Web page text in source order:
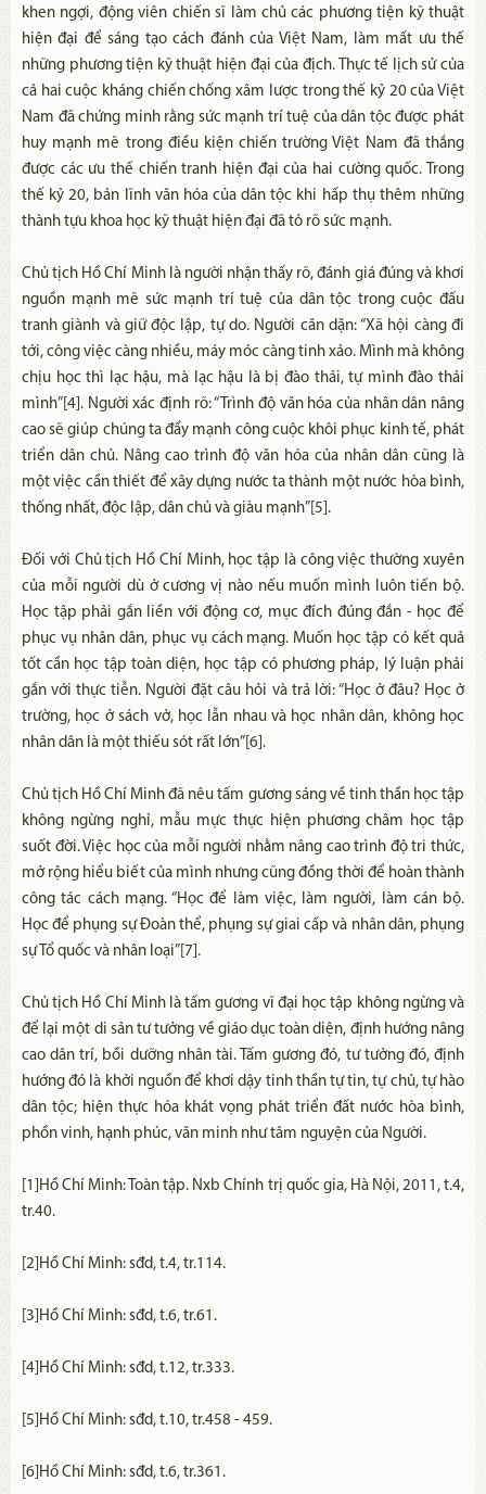
khen ngợi, động viên chiến sĩ làm chủ các phương tiện kỹ thuật
hiện đại để sáng tạo cách đánh của Việt Nam, làm mất ưu thế
những phương tiện kỹ thuật hiện đại của địch. Thực tế lịch sử của
cả hai cuộc kháng chiến chống xâm lược trong thế kỷ 20 của Việt
Nam đã chứng minh rằng sức mạnh trí tuệ của dân tộc được phát
huy mạnh mẽ trong điều kiện chiến trường Việt Nam đã thắng
được các ưu thế chiến tranh hiện đại của hai cường quốc. Trong
thế kỷ 20, bản lĩnh văn hóa của dân tộc khi hấp thụ thêm những
thành tựu khoa học kỹ thuật hiện đại đã tỏ rõ sức mạnh.
Chủ tịch Hồ Chí Minh là người nhận thấy rõ, đánh giá đúng và khơi
nguồn mạnh mẽ sức mạnh trí tuệ của dân tộc trong cuộc đấu
tranh giành và giữ độc lập, tự do. Người căn dặn: “Xã hội càng đi
tới, công việc càng nhiều, máy móc càng tinh xảo. Mình mà không
chịu học thì lạc hậu, mà lạc hậu là bị đào thải, tự mình đào thải
mình”[4]. Người xác định rõ: “Trình độ văn hóa của nhân dân nâng
cao sẽ giúp chúng ta đẩy mạnh công cuộc khôi phục kinh tế, phát
triển dân chủ. Nâng cao trình độ văn hóa của nhân dân cũng là
một việc cần thiết để xây dựng nước ta thành một nước hòa bình,
thống nhất, độc lập, dân chủ và giàu mạnh”[5].
Đối với Chủ tịch Hồ Chí Minh, học tập là công việc thường xuyên
của mỗi người dù ở cương vị nào nếu muốn mình luôn tiến bộ.
Học tập phải gắn liền với động cơ, mục đích đúng đắn - học để
phục vụ nhân dân, phục vụ cách mạng. Muốn học tập có kết quả
tốt cần học tập toàn diện, học tập có phương pháp, lý luận phải
gắn với thực tiễn. Người đặt câu hỏi và trả lời: “Học ở đâu? Học ở
trường, học ở sách vở, học lẫn nhau và học nhân dân, không học
nhân dân là một thiếu sót rất lớn”[6].
Chủ tịch Hồ Chí Minh đã nêu tấm gương sáng về tinh thần học tập
không ngừng nghỉ, mẫu mực thực hiện phương châm học tập
suốt đời. Việc học của mỗi người nhằm nâng cao trình độ tri thức,
mở rộng hiểu biết của mình nhưng cũng đồng thời để hoàn thành
công tác cách mạng. “Học để làm việc, làm người, làm cán bộ.
Học để phụng sự Đoàn thể, phụng sự giai cấp và nhân dân, phụng
sự Tổ quốc và nhân loại”[7].
Chủ tịch Hồ Chí Minh là tấm gương vĩ đại học tập không ngừng và
để lại một di sản tư tưởng về giáo dục toàn diện, định hướng nâng
cao dân trí, bồi dưỡng nhân tài. Tấm gương đó, tư tưởng đó, định
hướng đó là khởi nguồn để khơi dậy tinh thần tự tin, tự chủ, tự hào
dân tộc; hiện thực hóa khát vọng phát triển đất nước hòa bình,
phồn vinh, hạnh phúc, văn minh như tâm nguyện của Người.
[1]Hồ Chí Minh: Toàn tập. Nxb Chính trị quốc gia, Hà Nội, 2011, t.4,
tr.40.
[2]Hồ Chí Minh: sđd, t.4, tr.114.
[3]Hồ Chí Minh: sđd, t.6, tr.61.
[4]Hồ Chí Minh: sđd, t.12, tr.333.
[5]Hồ Chí Minh: sđd, t.10, tr.458 - 459.
[6]Hồ Chí Minh: sđd, t.6, tr.361.